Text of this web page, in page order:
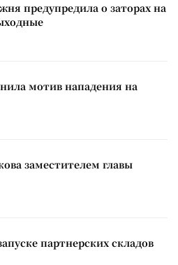
предупредила о заторах на
мотив нападения на
заместителем главы
партнерских складов